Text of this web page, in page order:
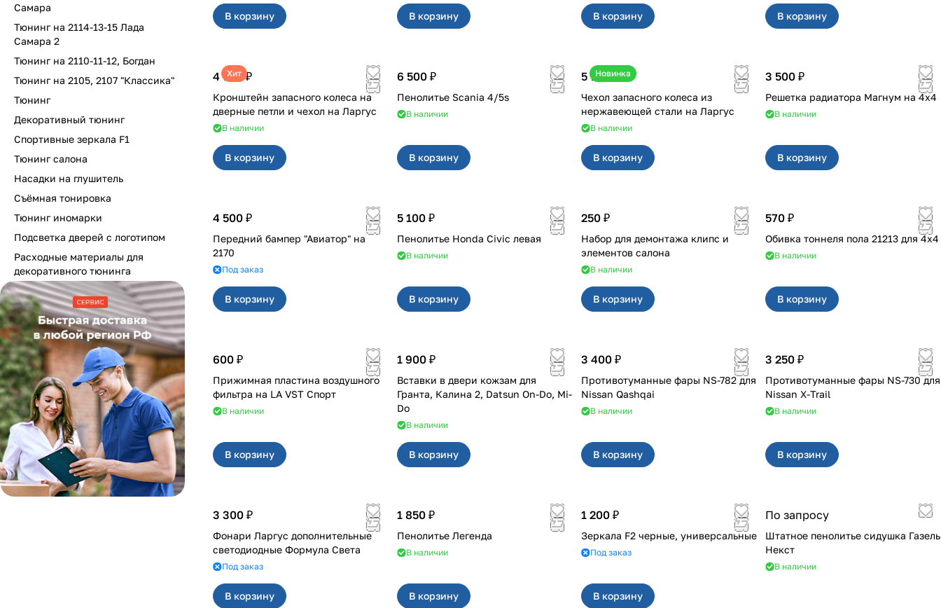
В корзину В корзину В корзину В корзину
Хит
4 700 ₽
Кронштейн запасного колеса на
дверные петли и чехол на Ларгус
В наличии
В корзину
6 500 ₽
Пенолитье Scania 4/5s
В наличии
В корзину
Новинка
5 700 ₽
Чехол запасного колеса из
нержавеющей стали на Ларгус
В наличии
В корзину
3 500 ₽
Решетка радиатора Магнум на 4х4
В наличии
В корзину
4 500 ₽
Передний бампер "Авиатор" на
2170
Под заказ
В корзину
5 100 ₽
Пенолитье Honda Civic левая
В наличии
В корзину
250 ₽
Набор для демонтажа клипс и
элементов салона
В наличии
В корзину
570 ₽
Обивка тоннеля пола 21213 для 4x4
В наличии
В корзину
600 ₽
Прижимная пластина воздушного
фильтра на LA VST Спорт
В наличии
В корзину
1 900 ₽
Вставки в двери кожзам для
Гранта, Калина 2, Datsun On-Do, Mi-
Do
В наличии
В корзину
3 400 ₽
Противотуманные фары NS-782 для
Nissan Qashqai
В наличии
В корзину
3 250 ₽
Противотуманные фары NS-730 для
Nissan X-Trail
В наличии
В корзину
3 300 ₽
Фонари Ларгус дополнительные
светодиодные Формула Света
Под заказ
В корзину
1 850 ₽
Пенолитье Легенда
В наличии
В корзину
1 200 ₽
Зеркала F2 черные, универсальные
Под заказ
В корзину
По запросу
Штатное пенолитье сидушка Газель
Некст
В наличии
Самара
Тюнинг на 2114-13-15 Лада
Самара 2
Тюнинг на 2110-11-12, Богдан
Тюнинг на 2105, 2107 "Классика"
Тюнинг
Декоративный тюнинг
Спортивные зеркала F1
Тюнинг салона
Насадки на глушитель
Съёмная тонировка
Тюнинг иномарки
Подсветка дверей с логотипом
Расходные материалы для
декоративного тюнинга